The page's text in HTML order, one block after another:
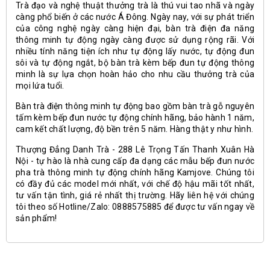
Trà đạo và nghệ thuật thưởng trà là thú vui tao nhã và ngày
càng phổ biến ở các nước Á Đông. Ngày nay, với sự phát triển
của công nghệ ngày càng hiện đại, bàn trà điện đa năng
thông minh tự động ngày càng được sử dụng rộng rãi. Với
nhiều tính năng tiện ích như tự động lấy nước, tự động đun
sôi và tự động ngắt, bộ bàn trà kèm bếp đun tự động thông
minh là sự lựa chọn hoàn hảo cho nhu cầu thưởng trà của
mọi lứa tuổi.
Bàn trà điện thông minh tự động bao gồm bàn trà gỗ nguyên
tấm kèm bếp đun nước tự động chính hãng, bảo hành 1 năm,
cam kết chất lượng, độ bền trên 5 năm. Hàng thật y như hình.
Thượng Đẳng Danh Trà - 288 Lê Trọng Tấn Thanh Xuân Hà
Nội - tự hào là nhà cung cấp đa dạng các mẫu bếp đun nước
pha trà thông minh tự động chính hãng Kamjove. Chúng tôi
có đầy đủ các model mới nhất, với chế độ hậu mãi tốt nhất,
tư vấn tận tình, giá rẻ nhất thị trường. Hãy liên hệ với chúng
tôi theo số Hotline/Zalo: 0888575885 để được tư vấn ngay về
sản phẩm!